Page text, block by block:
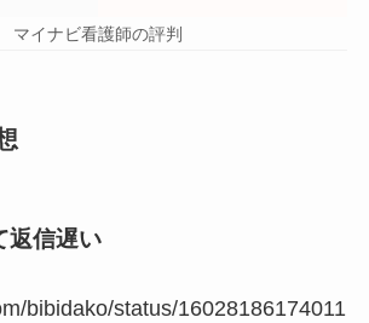
マイナビ看護師の評判
返信遅い
bibidako/status/16028186174011